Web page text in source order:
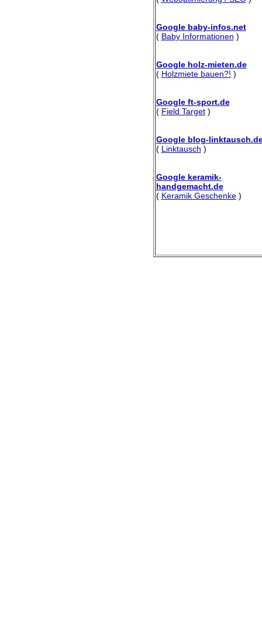
Google baby-infos.net
( Baby Informationen )
Google holz-mieten.de
( Holzmiete bauen?! )
Google ft-sport.de
( Field Target)
Google blog-
( Linktausch )
Google keramik-
handgemacht.de
( Keramik Geschenke)